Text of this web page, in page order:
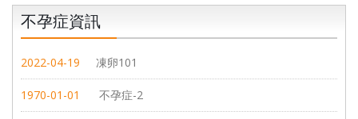
不孕症資訊
2022-04-19 凍卵101
1970-01-01 不孕症-2